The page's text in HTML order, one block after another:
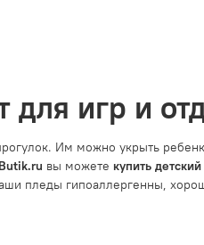
для игр и
Им можно укрыть
вы можете купить
пледы гипоаллергенны,